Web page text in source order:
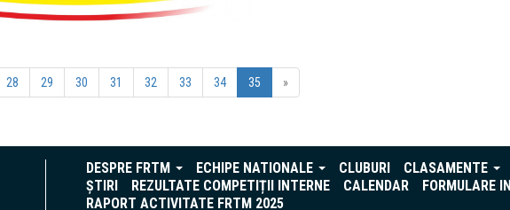
28 29 30 31 32 33 34 35 »
DESPRE FRTM ECHIPE NATIONALE CLUBURI CLASAMENTE
ȘTIRI
REZULTATE COMPETIȚII INTERNE CALENDAR FORMULARE
RAPORT ACTIVITATE FRTM 2025